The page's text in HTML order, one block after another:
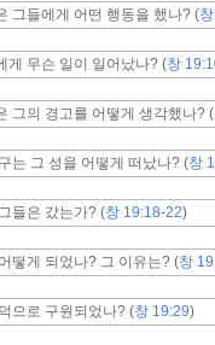
그들에게 어떤 행동을 했나? (
게 무슨 일이 일어났나? (창
그의 경고를 어떻게 생각했나? (
는 그 성을 어떻게 떠났나? (창
들은 갔는가? (창 19:18-22)
떻게 되었나? 그 이유는? (창
으로 구원되었나? (창 19:29)